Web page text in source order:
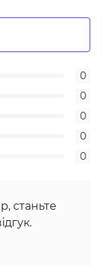
0
0
0
0
0
станьте